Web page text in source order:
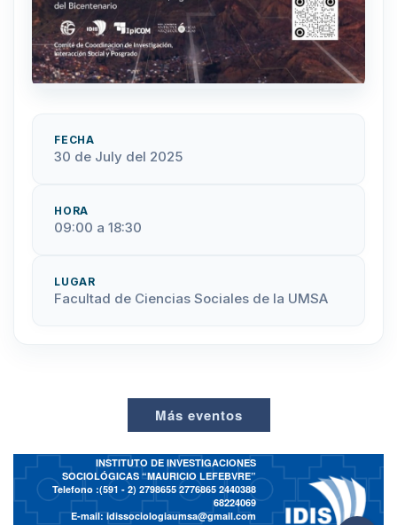
FECHA
30 de July del 2025
HORA
09:00 a 18:30
LUGAR
Facultad de Ciencias Sociales de la UMSA
Más eventos
INSTITUTO DE INVESTIGACIONES
SOCIOLÓGICAS “MAURICIO LEFEBVRE”
Telefono :(591 - 2) 2798655 2776865 2440388
68224069
E-mail:idissociologiaumsa@gmail.com